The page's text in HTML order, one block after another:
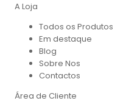
A Loja
Todos os Produtos
Em destaque
Blog
Sobre Nos
Contactos
Área de Cliente